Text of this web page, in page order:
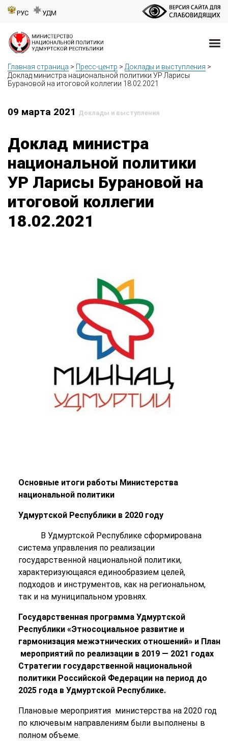
РУС УДМ
Главная страница > Пресс-центр > Доклады и выступления >
Доклад министра национальной политики УР Ларисы
Бурановой на итоговой коллегии 18.02.2021
09 марта 2021 Доклады и выступления
Доклад министра
национальной политики
УР Ларисы Бурановой на
итоговой коллегии
18.02.2021
Основные итоги работы Министерства
национальной политики
Удмуртской Республики в 2020 году
В Удмуртской Республике сформирована
система управления по реализации
государственной национальной политики,
характеризующаяся единообразием целей,
подходов и инструментов, как на региональном,
так и на муниципальном уровнях.
Государственная программа Удмуртской
Республики «Этносоциальное развитие и
гармонизация межэтнических отношений» и План
мероприятий по реализации в 2019 — 2021 годах
Стратегии государственной национальной
политики Российской Федерации на период до
2025 года в Удмуртской Республике.
Плановые мероприятия министерства на 2020 год
по ключевым направлениям были выполнены в
полном объеме.